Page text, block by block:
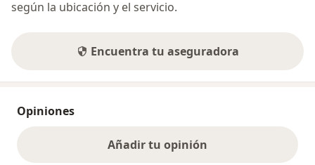
según la ubicación y el servicio.
Encuentra tu aseguradora
Opiniones
Añadir tu opinión